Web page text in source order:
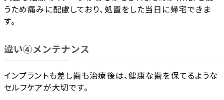
うため痛みに配慮しており、処置をした当日に帰宅できま
す。
違い④メンテナンス
インプラントも差し歯も治療後は、健康な歯を保てるような
セルフケアが大切です。